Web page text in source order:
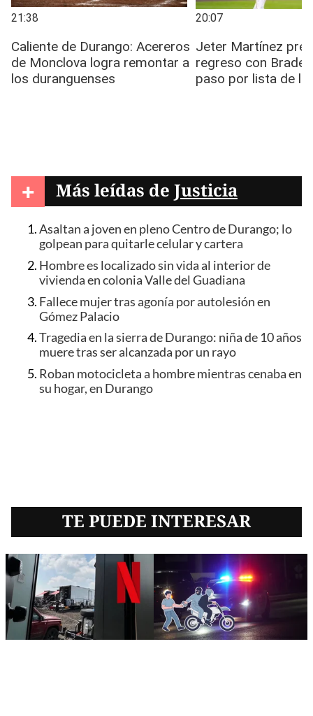
+ Más leídas de Justicia
Asaltan a joven en pleno Centro de Durango; lo
golpean para quitarle celular y cartera
Hombre es localizado sin vida al interior de
vivienda en colonia Valle del Guadiana
Fallece mujer tras agonía por autolesión en
Gómez Palacio
Tragedia en la sierra de Durango: niña de 10 años
muere tras ser alcanzada por un rayo
Roban motocicleta a hombre mientras cenaba en
su hogar, en Durango
TE PUEDE INTERESAR